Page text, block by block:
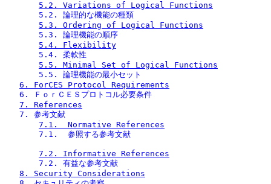
5.2. Variations of Logical Functions
       5.2. 論理的な機能の種類
5.3. Ordering of Logical Functions
       5.3. 論理機能の順序
5.4. Flexibility
       5.4. 柔軟性
5.5. Minimal Set of Logical Functions
       5.5. 論理機能の最小セット
6. ForCES Protocol Requirements
   6. ＦｏｒＣＥＳプロトコル必要条件
7. References
   7. 参考文献
7.1.  Normative References
7.2. Informative References
       7.2. 有益な参考文献
8. Security Considerations